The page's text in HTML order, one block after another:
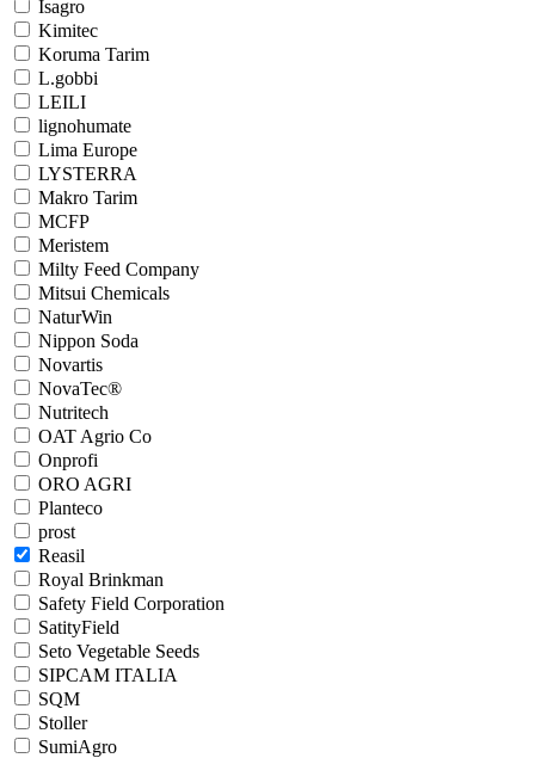
Isagro
Kimitec
Koruma Tarim
L.gobbi
LEILI
lignohumate
Lima Europe
LYSTERRA
Makro Tarim
MCFP
Meristem
Milty Feed Company
Mitsui Chemicals
NaturWin
Nippon Soda
Novartis
NovaTec®
Nutritech
OAT Agrio Co
Onprofi
ORO AGRI
Planteco
prost
Reasil
Royal Brinkman
Safety Field Сorporation
SatityField
Seto Vegetable Seeds
SIPCAM ITALIA
SQM
Stoller
SumiAgro